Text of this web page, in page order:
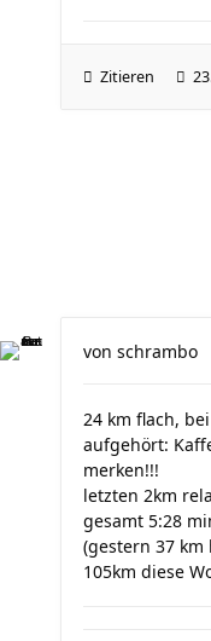
Zitieren
von schrambo
24 km flach,
aufgehört:
merken!!!
letzten 2km
gesamt 5:28
(gestern 37 km
105km diese